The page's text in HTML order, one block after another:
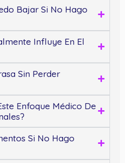
Bajar Si No Hago
Influye En El
Sin Perder
Enfoque Médico De
Si No Hago